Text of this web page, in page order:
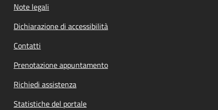
Note legali
Dichiarazione di accessibilità
Contatti
Prenotazione appuntamento
Richiedi assistenza
Statistiche del portale